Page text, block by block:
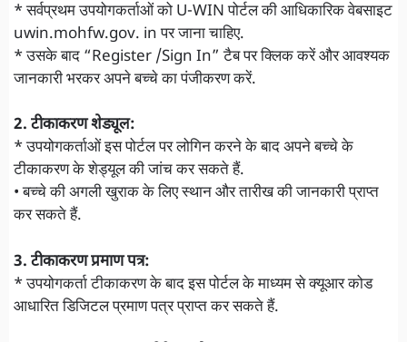
* सर्वप्रथम उपयोगकर्ताओं को U-WIN पोर्टल की आधिकारिक वेबसाइट
uwin.mohfw.gov. in पर जाना चाहिए.
* उसके बाद “Register /Sign In” टैब पर क्लिक करें और आवश्यक
जानकारी भरकर अपने बच्चे का पंजीकरण करें.
2. टीकाकरण शेड्यूल:
* उपयोगकर्ताओं इस पोर्टल पर लोगिन करने के बाद अपने बच्चे के
टीकाकरण के शेड्यूल की जांच कर सकते हैं.
• बच्चे की अगली खुराक के लिए स्थान और तारीख की जानकारी प्राप्त
कर सकते हैं.
3. टीकाकरण प्रमाण पत्र:
* उपयोगकर्ता टीकाकरण के बाद इस पोर्टल के माध्यम से क्यूआर कोड
आधारित डिजिटल प्रमाण पत्र प्राप्त कर सकते हैं.